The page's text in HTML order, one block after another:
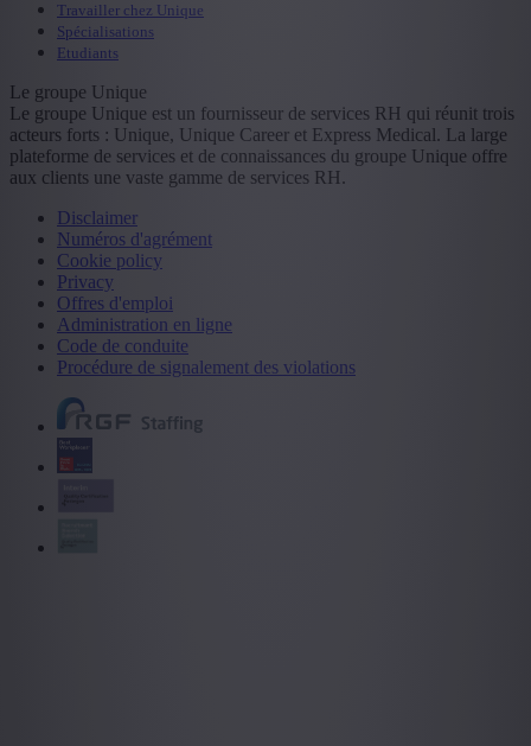
Travailler chez Unique
Spécialisations
Etudiants
Le groupe Unique
Le groupe Unique est un fournisseur de services RH qui réunit trois
acteurs forts : Unique, Unique Career et Express Medical. La large
plateforme de services et de connaissances du groupe Unique offre
aux clients une vaste gamme de services RH.
Disclaimer
Numéros d'agrément
Cookie policy
Privacy
Offres d'emploi
Administration en ligne
Code de conduite
Procédure de signalement des violations